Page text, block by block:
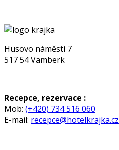
Husovo náměstí 7
517 54 Vamberk
Recepce, rezervace :
Mob: (+420) 734 516 060
E-mail: recepce@hotelkrajka.cz